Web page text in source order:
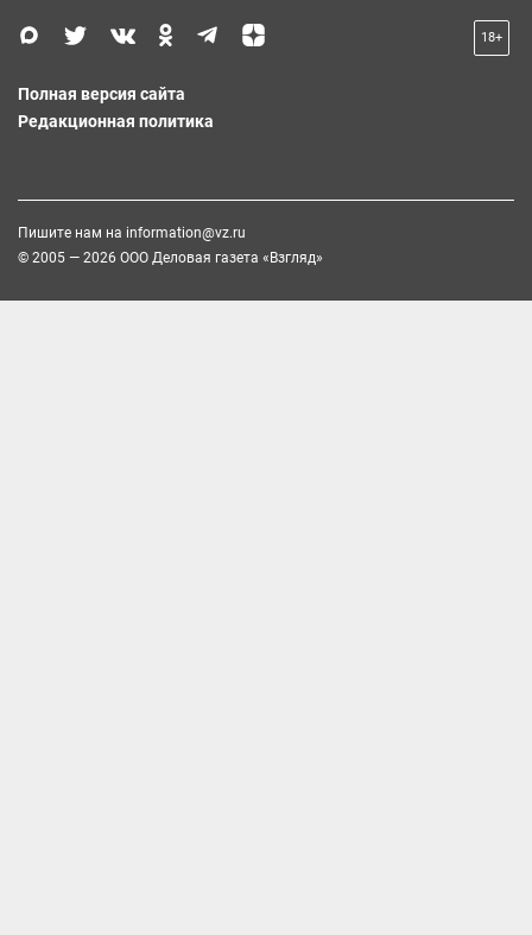
18+
Полная версия сайта
Редакционная политика
Пишите нам на information@vz.ru
© 2005 — 2026 ООО Деловая газета «Взгляд»